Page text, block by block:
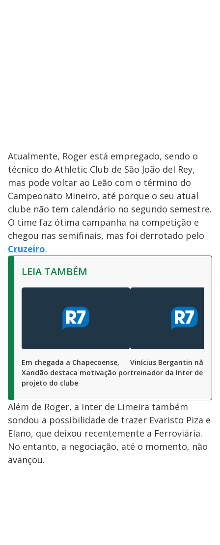
Atualmente, Roger está empregado, sendo o
técnico do Athletic Club de São João del Rey,
mas pode voltar ao Leão com o término do
Campeonato Mineiro, até porque o seu atual
clube não tem calendário no segundo semestre.
O time faz ótima campanha na competição e
chegou nas semifinais, mas foi derrotado pelo
Cruzeiro.
LEIA TAMBÉM
Em chegada a Chapecoense,
Xandão destaca motivação por
projeto do clube
Vinícius Bergantin não é
treinador da Inter de
Além de Roger, a Inter de Limeira também
sondou a possibilidade de trazer Evaristo Piza e
Elano, que deixou recentemente a Ferroviária.
No entanto, a negociação, até o momento, não
avançou.